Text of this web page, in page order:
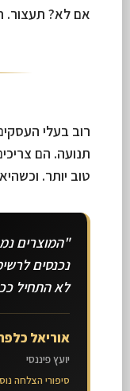
אם לא? תעצור.
רוב בעלי
תנועה. הם
טוב יותר.
"המוצרים
נכנסים
לא התחיל
אוריאל
יועץ פיננסי
סיפורי הצלחה